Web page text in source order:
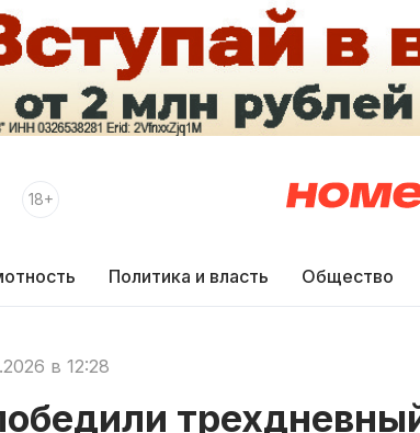
18+
Политика и власть Общество
в 12:28